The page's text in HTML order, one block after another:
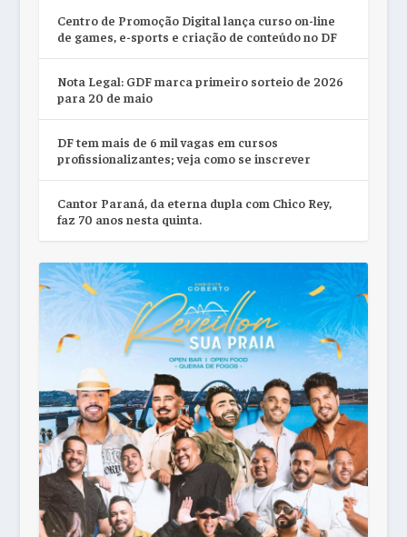
Centro de Promoção Digital lança curso on-line
de games, e-sports e criação de conteúdo no DF
Nota Legal: GDF marca primeiro sorteio de 2026
para 20 de maio
DF tem mais de 6 mil vagas em cursos
profissionalizantes; veja como se inscrever
Cantor Paraná, da eterna dupla com Chico Rey,
faz 70 anos nesta quinta.